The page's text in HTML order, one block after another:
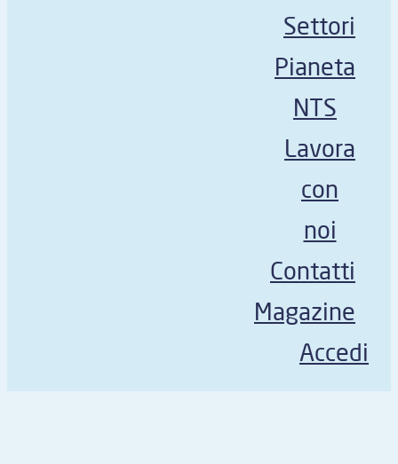
Settori
Pianeta
NTS
Lavora
con
noi
Contatti
Magazine
Accedi